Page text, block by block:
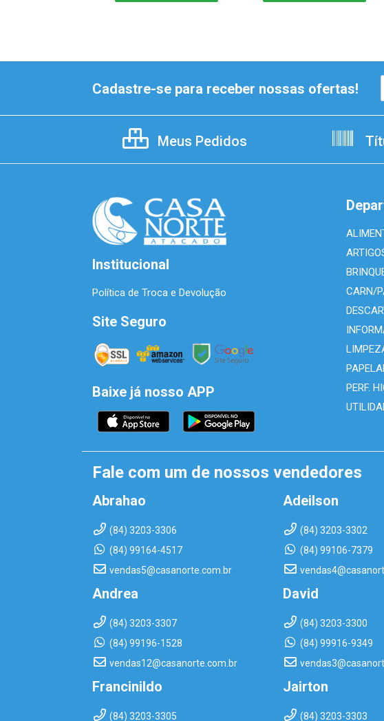
Cadastre-se para receber nossas ofertas!
Meus Pedidos
Institucional
Política de Troca e Devolução
Site Seguro
Baixe já nosso APP
CARN/
PERF.
Fale com um de nossos vendedores
Abrahao
(84) 3203-3306
(84) 99164-4517
vendas5@casanorte.com.br
Adeilson
(84) 3203-3302
(84) 99106-7379
Andrea
(84) 3203-3307
(84) 99196-1528
vendas12@casanorte.com.br
David
(84) 3203-3300
(84) 99916-9349
Francinildo
(84) 3203-3305
Jairton
(84) 3203-3303